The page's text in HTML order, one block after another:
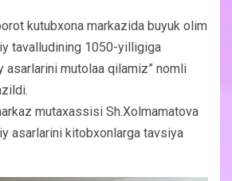
kutubxona markazida buyuk olim
tavalludining 1050-yilligiga
asarlarini mutolaa qilamiz” nomli
mutaxassisi Sh.Xolmamatova
asarlarini kitobxonlarga tavsiya